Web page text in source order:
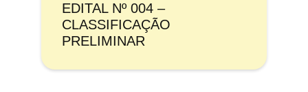
EDITAL Nº 004 –
CLASSIFICAÇÃO
PRELIMINAR